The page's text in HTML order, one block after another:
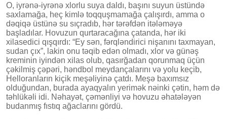
O, iyrənə-iyrənə xlorlu suya daldı, başını suyun üstündə
saxlamağa, heç kimlə toqquşmamağa çalışırdı, amma o
dəqiqə üstünə su sıçradıb, hər tərəfdən itələməyə
başladılar. Hovuzun qurtaracağına çatanda, hər iki
xilasedici qışqırdı: “Ey sən, fərqləndirici nişanını taxmayan,
sudan çıx”, lakin onu təqib edən olmadı, xlor və günəş
kreminin iyindən xilas olub, qasırğadan qorunmaq üçün
çəkilmiş çəpəri, həndbol meydançalarını və yolu keçib,
Helloranların kiçik meşəliyinə çatdı. Meşə baxımsız
olduğundan, burada ayaqyalın yerimək nəinki çətin, həm də
təhlükəli idi. Nəhayət, çəmənliyi və hovuzu əhatələyən
budanmış fıstıq ağaclarını gördü.